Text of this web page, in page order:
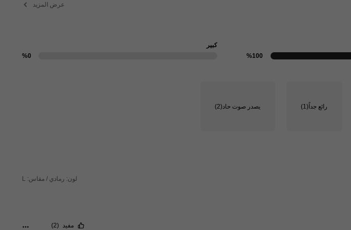
عرض المزيد
%100
كبير
%0
رائع جداً(1) يصدر صوت حاد (2)
لون: رمادي / مقاس: L
مفيد (2)